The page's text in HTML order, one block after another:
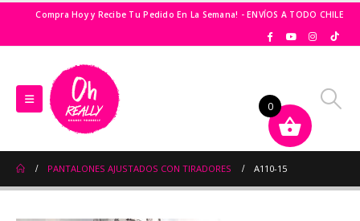
Compra Hoy y Recibe Tu Pedido En La Semana! - ENVÍOS A TODO CHILE
PANTALONES AJUSTADOS CON TIRADORES A110-15
0